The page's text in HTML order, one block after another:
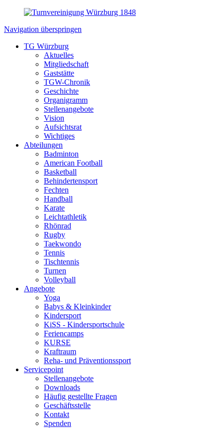
Navigation überspringen
TG Würzburg
Aktuelles
Mitgliedschaft
Gaststätte
TGW-Chronik
Geschichte
Organigramm
Stellenangebote
Vision
Aufsichtsrat
Wichtiges
Abteilungen
Badminton
American Football
Basketball
Behindertensport
Fechten
Handball
Karate
Leichtathletik
Rhönrad
Rugby
Taekwondo
Tennis
Tischtennis
Turnen
Volleyball
Angebote
Yoga
Babys & Kleinkinder
Kindersport
KiSS - Kindersportschule
Feriencamps
KURSE
Kraftraum
Reha- und Präventionssport
Servicepoint
Stellenangebote
Downloads
Häufig gestellte Fragen
Geschäftsstelle
Kontakt
Spenden